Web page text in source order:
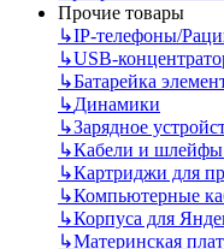
Прочие товары
↳IP‑телефоны/
↳USB-
↳Батарейка
↳Динамики
↳Зарядное
↳Кабели и шлейфы
↳Картриджи для
↳Компьютерные
↳Корпуса для
↳Материнская